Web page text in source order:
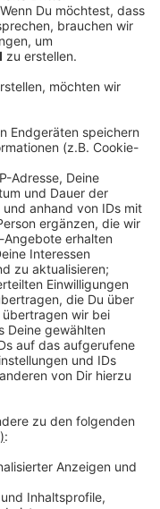
fast 5.000 mal
LKA will
Sicher ist sicher"
soll es unter
und im
Außerdem soll es
Menschen dafür zu
Häuser besser vor
Nachbarschaft
der Corona-
gesunken.
Thema: